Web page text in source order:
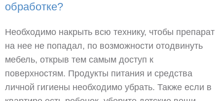
обработке?
Необходимо накрыть всю технику, чтобы препарат
на нее не попадал, по возможности отодвинуть
мебель, открыв тем самым доступ к
поверхностям. Продукты питания и средства
личной гигиены необходимо убрать. Также если в